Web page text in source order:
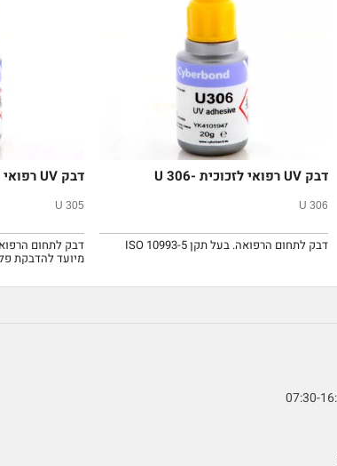
דבק UV רפואי לזכוכית -U 306
U 306
דבק לתחום הרפואה. בעל תקן ISO 10993-5
דבק UV רפואי U 305
U 305
מיועד להדבקת